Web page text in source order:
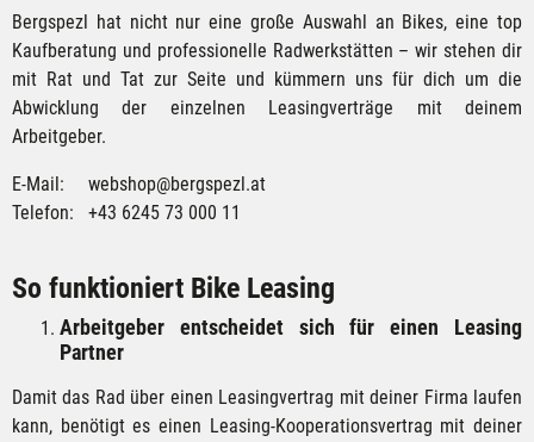
Bergspezl hat nicht nur eine große Auswahl an Bikes, eine top
Kaufberatung und professionelle Radwerkstätten – wir stehen dir
mit Rat und Tat zur Seite und kümmern uns für dich um die
Abwicklung der einzelnen Leasingverträge mit deinem
Arbeitgeber.
E-Mail: webshop@bergspezl.at
Telefon: +43 6245 73 000 11
So funktioniert Bike Leasing
Arbeitgeber entscheidet sich für einen Leasing
Partner
Damit das Rad über einen Leasingvertrag mit deiner Firma laufen
kann, benötigt es einen Leasing-Kooperationsvertrag mit deiner